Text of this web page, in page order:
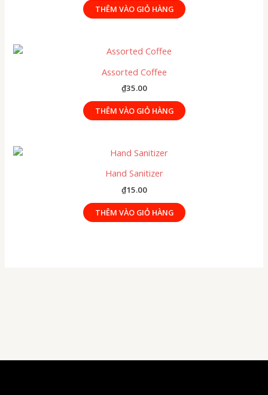
là:
₫35.00.
tại
là:
THÊM VÀO GIỎ HÀNG
Assorted Coffee
₫35.00
THÊM VÀO GIỎ HÀNG
Hand Sanitizer
₫15.00
THÊM VÀO GIỎ HÀNG